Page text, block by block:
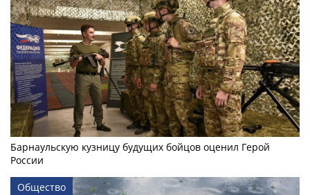
Барнаульскую кузницу будущих бойцов оценил Герой
России
Общество